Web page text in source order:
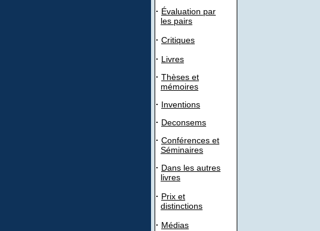
· Évaluation par
les pairs
· Critiques
· Livres
· Thèses et
mémoires
· Inventions
· Deconsems
· Conférences et
Séminaires
· Dans les autres
livres
· Prix et
distinctions
· Médias